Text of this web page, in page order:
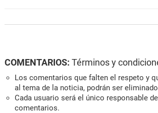
COMENTARIOS: Términos y
Los comentarios que falten el respeto y
al tema de la noticia, podrán ser
Cada usuario será el único responsable
comentarios.